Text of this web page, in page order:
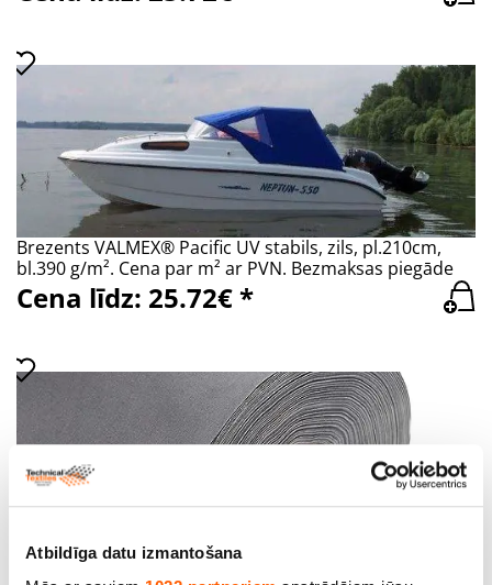
Atbildīga datu izmantošana
Brezents VALMEX® Pacific UV stabils, zils, pl.210cm,
bl.390 g/m². Cena par m² ar PVN. Bezmaksas piegāde
Cena līdz: 25.72€ *
Brezents VALMEX Pacific UV stabils- pelēks, 795.
Pl.210cm, bl.390 g/m2. Rullis 50m